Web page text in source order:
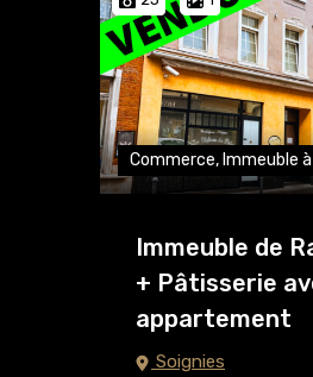
Commerce, Immeuble
Immeuble de
+ Pâtisserie
appartement
Soignies